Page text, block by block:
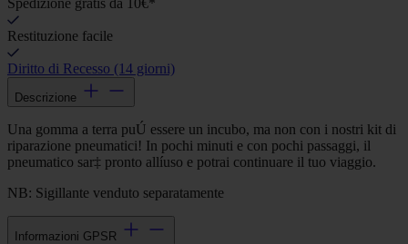
Spedizione gratis da 10€*
Restituzione facile
Diritto di Recesso (14 giorni)
Descrizione
Una gomma a terra puÚ essere un incubo, ma non con i nostri kit di
riparazione pneumatici! In pochi minuti e con pochi passaggi, il
pneumatico sar‡ pronto allíuso e potrai continuare il tuo viaggio.
NB: Sigillante venduto separatamente
Informazioni GPSR